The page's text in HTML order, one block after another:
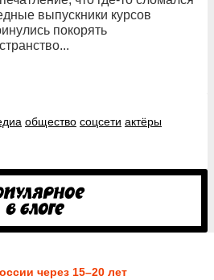
выпускники курсов
покорять
общество соцсети актёры
через 15–20 лет